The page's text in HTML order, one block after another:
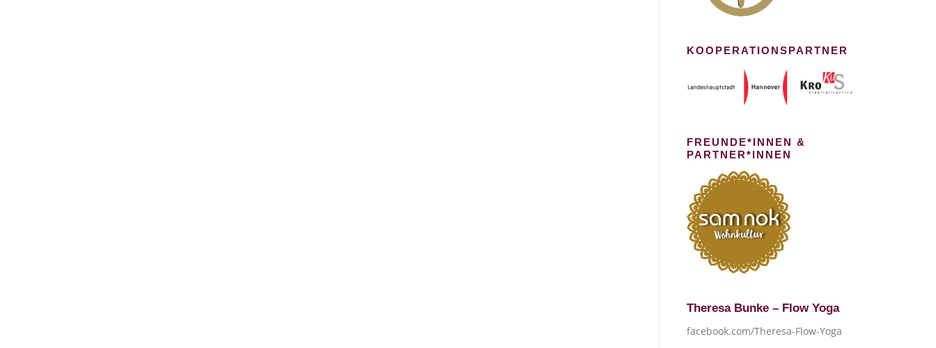
KOOPERATIONSPARTNER
FREUNDE*INNEN &
PARTNER*INNEN
Theresa Bunke – Flow Yoga
facebook.com/Theresa-Flow-Yoga